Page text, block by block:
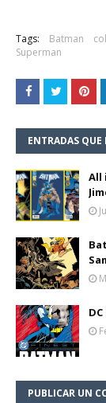
Tags: Batman
Superman
ENTRADAS QUE
All
PUBLICAR UN